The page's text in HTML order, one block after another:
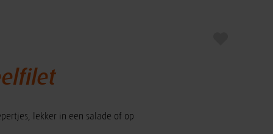
lekker in een salade of op